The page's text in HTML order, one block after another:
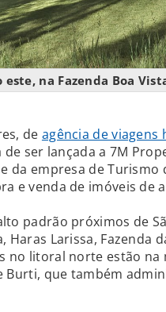
este, na Fazenda Boa
de agência de viagens
de ser lançada a 7M
da empresa de
e venda de imóveis de
padrão próximos de
Haras Larissa, Fazenda
no litoral norte estão na
que também